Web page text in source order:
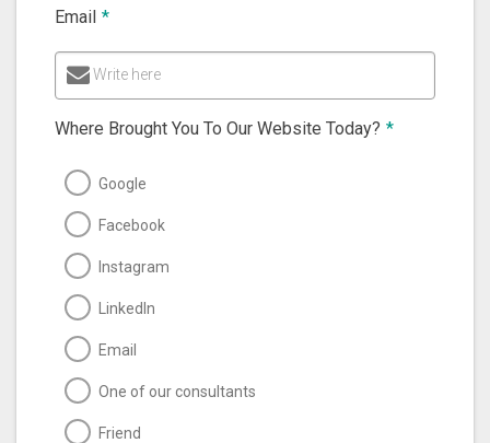
Email *
Write here
Where Brought You To Our Website Today? *
Google
Facebook
Instagram
LinkedIn
Email
One of our consultants
Friend